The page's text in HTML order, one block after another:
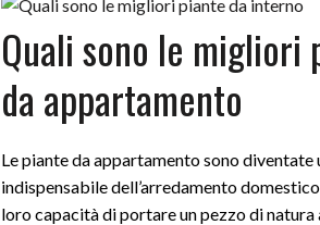
Quali sono le migliori
da appartamento
Le piante da appartamento sono diventate
indispensabile dell’arredamento
loro capacità di portare un pezzo di natura